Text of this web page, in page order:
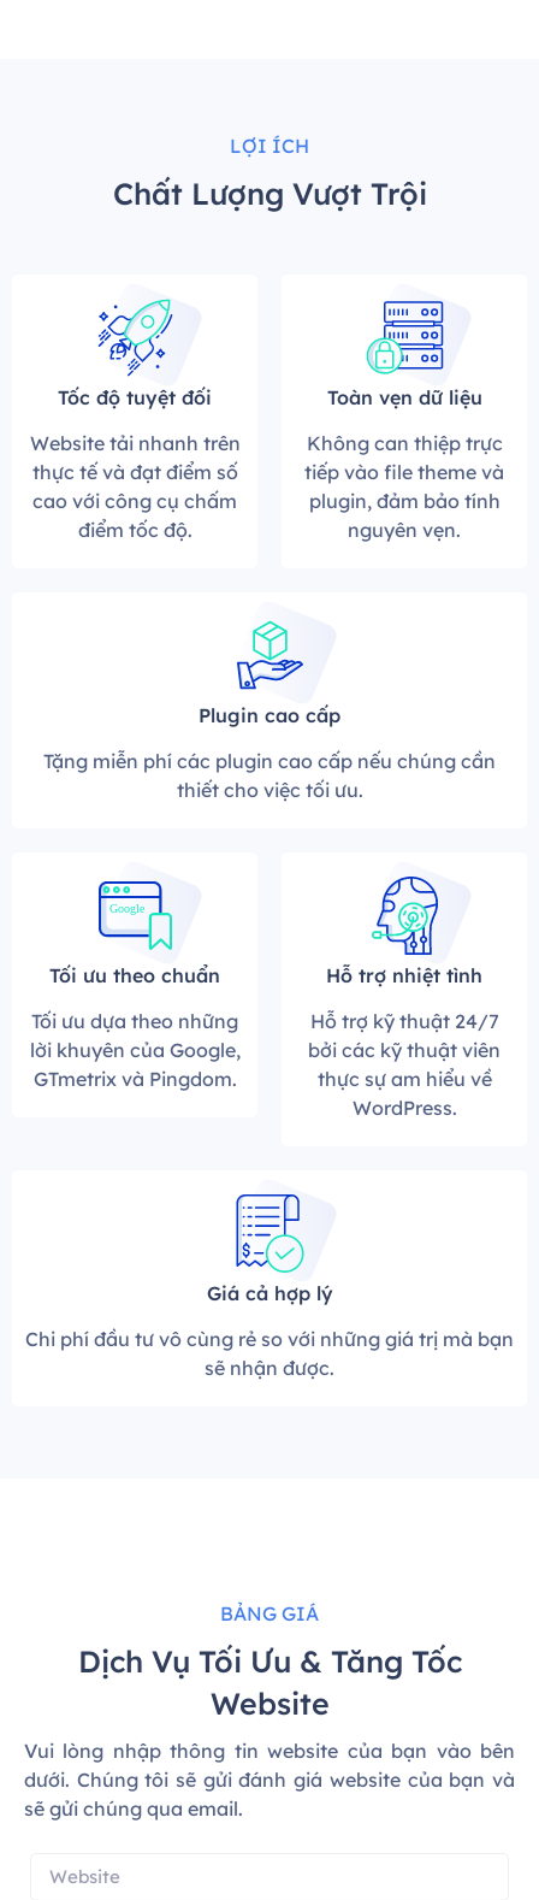
LỢI ÍCH
Chất Lượng Vượt Trội
Tốc độ tuyệt đối
Website tải nhanh trên
thực tế và đạt điểm số
cao với công cụ chấm
điểm tốc độ.
Toàn vẹn dữ liệu
Không can thiệp trực
tiếp vào file theme và
plugin, đảm bảo tính
nguyên vẹn.
Plugin cao cấp
Tặng miễn phí các plugin cao cấp nếu chúng cần
thiết cho việc tối ưu.
Google
Tối ưu theo chuẩn
Tối ưu dựa theo những
lời khuyên của Google,
GTmetrix và Pingdom.
Hỗ trợ nhiệt tình
Hỗ trợ kỹ thuật 24/7
bởi các kỹ thuật viên
thực sự am hiểu về
WordPress.
Giá cả hợp lý
Chi phí đầu tư vô cùng rẻ so với những giá trị mà bạn
sẽ nhận được.
BẢNG GIÁ
Dịch Vụ Tối Ưu & Tăng Tốc
Website
Vui lòng nhập thông tin website của bạn vào bên
dưới. Chúng tôi sẽ gửi đánh giá website của bạn và
sẽ gửi chúng qua email.